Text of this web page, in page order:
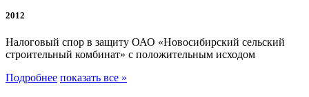
2012
Налоговый спор в защиту ОАО «Новосибирский сельский
строительный комбинат» с положительным исходом
Подробнее показать все »